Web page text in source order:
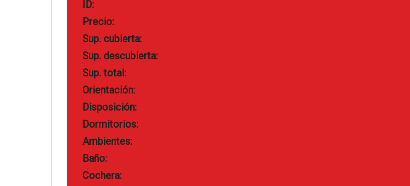
ID:
Precio:
Sup. cubierta:
Sup. descubierta:
Sup. total:
Orientación:
Disposición:
Dormitorios:
Ambientes:
Baño:
Cochera: